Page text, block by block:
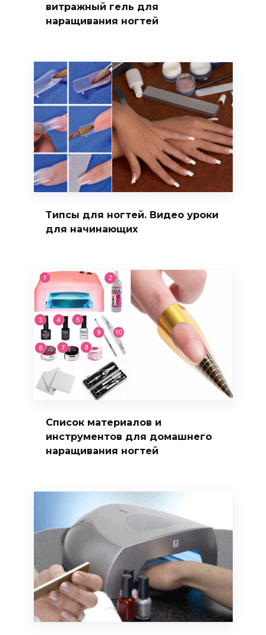
витражный гель для
наращивания ногтей
Типсы для ногтей. Видео уроки
для начинающих
Список материалов и
инструментов для домашнего
наращивания ногтей